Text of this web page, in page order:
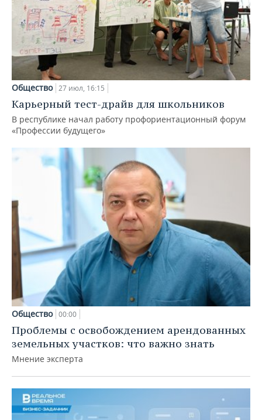
Общество 27 июл, 16:15
Карьерный тест-драйв для школьников
В республике начал работу профориентационный форум
«Профессии будущего»
Общество 00:00
Проблемы с освобождением арендованных
земельных участков: что важно знать
Мнение эксперта